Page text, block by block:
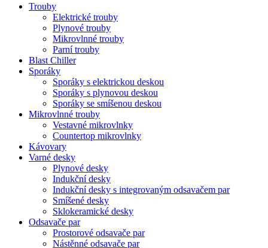
Trouby
Elektrické trouby
Plynové trouby
Mikrovlnné trouby
Parní trouby
Blast Chiller
Sporáky
Sporáky s elektrickou deskou
Sporáky s plynovou deskou
Sporáky se smíšenou deskou
Mikrovlnné trouby
Vestavné mikrovlnky
Countertop mikrovlnky
Kávovary
Varné desky
Plynové desky
Indukční desky
Indukční desky s integrovaným odsavačem par
Smíšené desky
Sklokeramické desky
Odsavače par
Prostorové odsavače par
Nástěnné odsavače par